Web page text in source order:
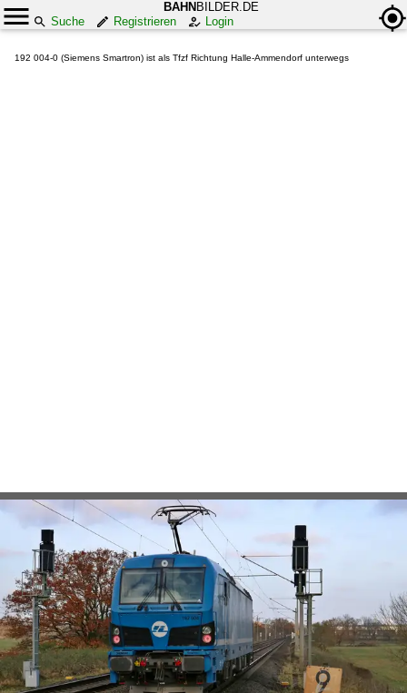
BAHN BILDER.DE
Suche
Registrieren Login
192 004-0 (Siemens Smartron) ist als Tfzf Richtung Halle-Ammendorf unterwegs